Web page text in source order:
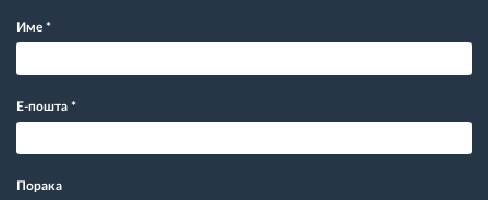
Име *
Е-пошта *
Порака